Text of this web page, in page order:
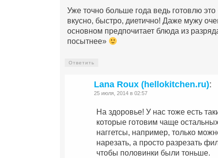
Уже точно больше года ведь готовлю
вкусно, быстро, диетично! Даже мужу
основном предпочитает блюда из
посытнее»
Ответить
Lana Roux (hellokitchen.ru):
25 июля, 2014 в 02:57
На здоровье! У нас тоже есть
которые готовим чаще
наггетсы, например, только
нарезать, а просто разрезать
чтобы половинки были тоньше.